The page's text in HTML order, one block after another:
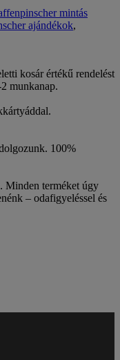
mintás
ajándékok,
kosár értékű rendelést
munkanap.
100%
Minden terméket úgy
– odafigyeléssel és